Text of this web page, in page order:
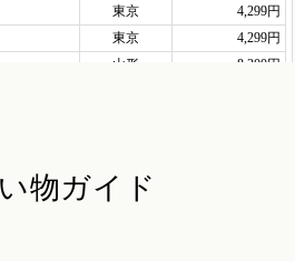
物ガイド